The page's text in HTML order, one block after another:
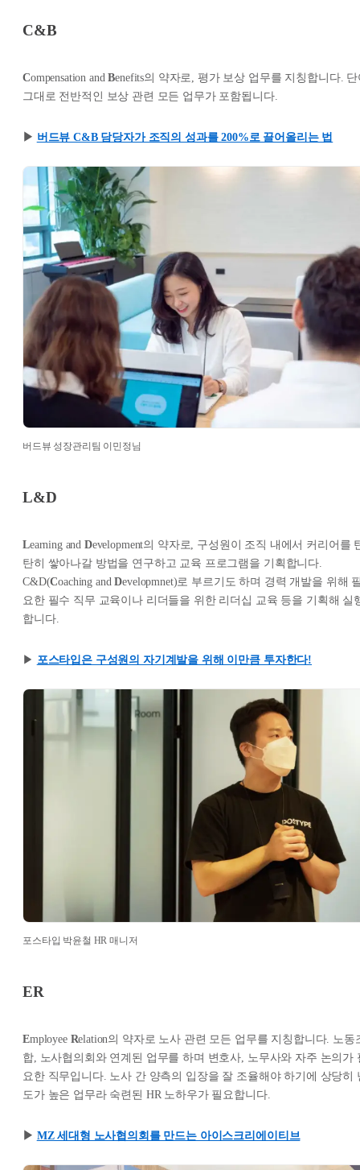
C&B
Compensation andBenefits의 약자로, 평가 보상 업무를 지칭합니다. 단
그대로 전반적인 보상 관련 모든 업무가 포함됩니다.
▶︎ 버드뷰 C&B 담당자가 조직의 성과를 200%로 끌어올리는 법
버드뷰 성장관리팀 이민정님
L&D
Learning and Development의 약자로, 구성원이 조직 내에서 커리어를
탄히 쌓아나갈 방법을 연구하고 교육 프로그램을 기획합니다.
C&D(Coaching andDevelopmnet)로 부르기도 하며 경력 개발을 위해
요한 필수 직무 교육이나 리더들을 위한 리더십 교육 등을 기획해 실
합니다.
▶︎ 포스타입은 구성원의 자기계발을 위해 이만큼 투자한다!
포스타입 박윤철 HR 매니저
ER
Employee Relation의 약자로 노사 관련 모든 업무를 지칭합니다. 노동
합, 노사협의회와 연계된 업무를 하며 변호사, 노무사와 자주 논의가
요한 직무입니다. 노사 간 양측의 입장을 잘 조율해야 하기에 상당히
도가 높은 업무라 숙련된 HR 노하우가 필요합니다.
▶︎ MZ 세대형 노사협의회를 만드는 아이스크리에이티브